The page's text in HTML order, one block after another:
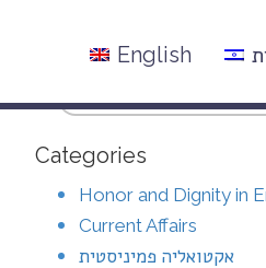
English
Categories
Honor and Dignity in
Current Affairs
אקטואליה פמיניסטית